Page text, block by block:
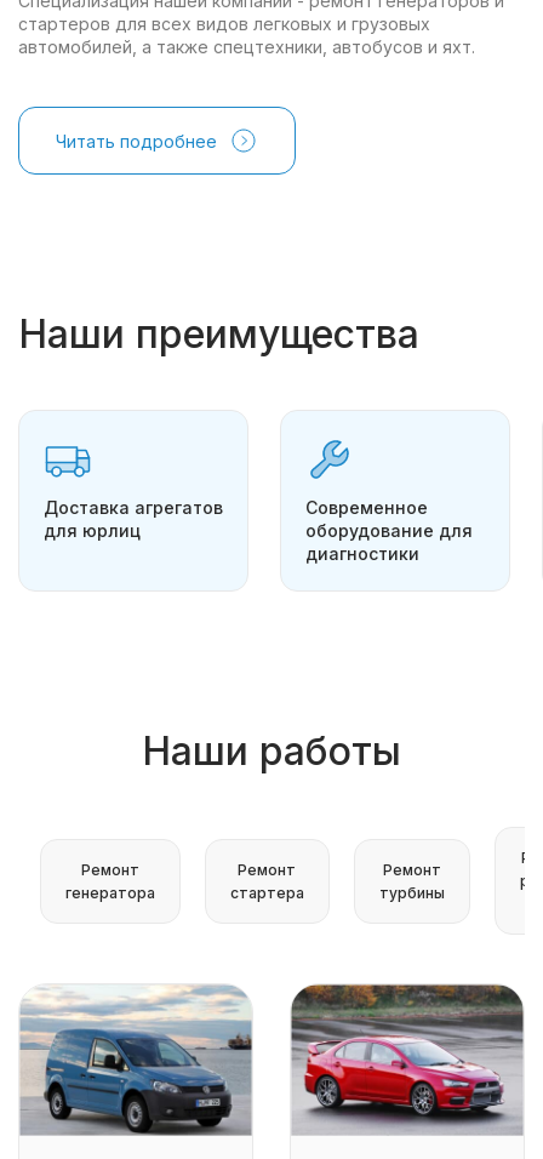
стартеров для всех видов легковых и грузовых
автомобилей, а также спецтехники, автобусов и яхт.
Читать подробнее
Наши преимущества
Доставка агрегатов
для юрлиц
Современное
оборудование для
диагностики
Наши работы
Ремонт
генератора
Ремонт
стартера
Ремонт
турбины